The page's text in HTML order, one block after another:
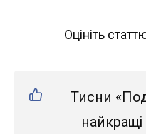
Оцініть
Тисни